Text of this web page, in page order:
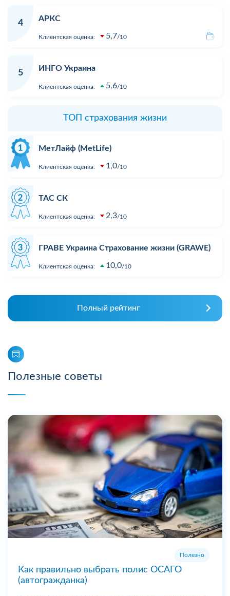
4
АРКС
Клиентская оценка: 5,7 10
5
ИНГО Украина
Клиентская оценка: 5,6 10
ТОП страхования жизни
МетЛайф (MetLife)
Клиентская оценка: 1,0 10
ТАС СК
Клиентская оценка: 2,3 10
ГРАВЕ Украина Страхование жизни (GRAWE)
Клиентская оценка: 10,0 10
Полный рейтинг
Полезные советы
Полезно
Как правильно выбрать полис ОСАГО
(автогражданка)